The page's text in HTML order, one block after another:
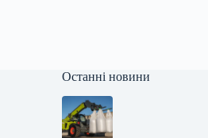
Останні новини